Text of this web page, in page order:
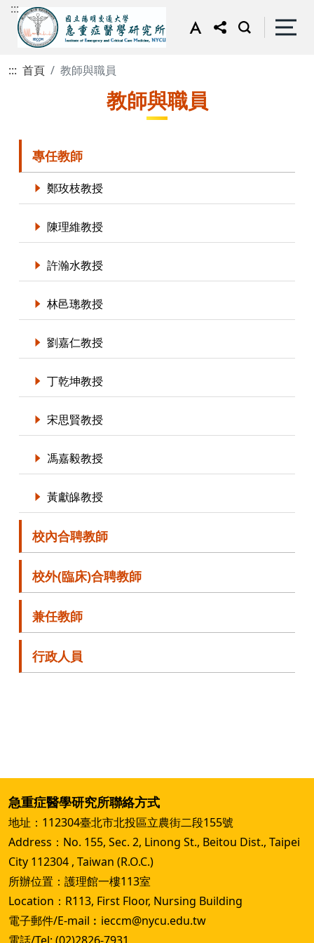
:::
::: 首頁 教師與職員
教師與職員
專任教師
鄭玫枝教授
陳理維教授
許瀚水教授
林邑璁教授
劉嘉仁教授
丁乾坤教授
宋思賢教授
馮嘉毅教授
黃獻皞教授
校內合聘教師
校外(臨床)合聘教師
兼任教師
行政人員
急重症醫學研究所聯絡方式
地址：112304臺北市北投區立農街二段155號
Address：No. 155, Sec. 2, Linong St., Beitou Dist., Taipei
City 112304 , Taiwan (R.O.C.)
所辦位置：護理館一樓113室
Location：R113, First Floor, Nursing Building
電子郵件/E-mail︰ieccm@nycu.edu.tw